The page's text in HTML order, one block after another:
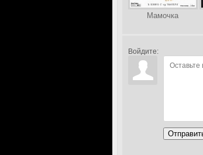
Мамочка
Войдите: